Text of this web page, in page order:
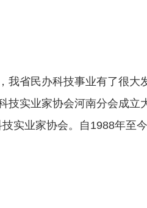
我省民办科技事业有了很大
技实业家协会河南分会成立
实业家协会。自1988年至